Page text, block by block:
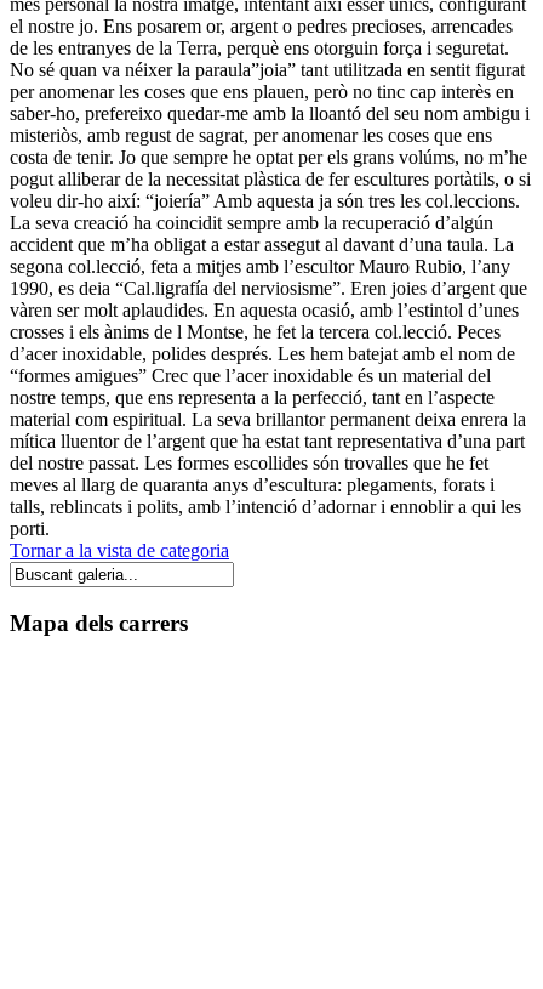
més personal la nostra imatge, intentant aixì ésser únics, configurant
el nostre jo. Ens posarem or, argent o pedres precioses, arrencades
de les entranyes de la Terra, perquè ens otorguin força i seguretat.
No sé quan va néixer la paraula”joia” tant utilitzada en sentit figurat
per anomenar les coses que ens plauen, però no tinc cap interès en
saber-ho, prefereixo quedar-me amb la lloantó del seu nom ambigu i
misteriòs, amb regust de sagrat, per anomenar les coses que ens
costa de tenir. Jo que sempre he optat per els grans volúms, no m’he
pogut alliberar de la necessitat plàstica de fer escultures portàtils, o si
voleu dir-ho així: “joiería” Amb aquesta ja són tres les col.leccions.
La seva creació ha coincidit sempre amb la recuperació d’algún
accident que m’ha obligat a estar assegut al davant d’una taula. La
segona col.lecció, feta a mitjes amb l’escultor Mauro Rubio, l’any
1990, es deia “Cal.ligrafía del nerviosisme”. Eren joies d’argent que
vàren ser molt aplaudides. En aquesta ocasió, amb l’estintol d’unes
crosses i els ànims de l Montse, he fet la tercera col.lecció. Peces
d’acer inoxidable, polides després. Les hem batejat amb el nom de
“formes amigues” Crec que l’acer inoxidable és un material del
nostre temps, que ens representa a la perfecció, tant en l’aspecte
material com espiritual. La seva brillantor permanent deixa enrera la
mítica lluentor de l’argent que ha estat tant representativa d’una part
del nostre passat. Les formes escollides són trovalles que he fet
meves al llarg de quaranta anys d’escultura: plegaments, forats i
talls, reblincats i polits, amb l’intenció d’adornar i ennoblir a qui les
porti.
Tornar a la vista de categoria
Mapa dels carrers